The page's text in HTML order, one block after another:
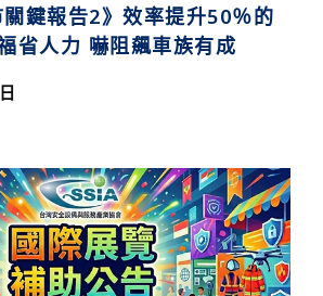
鍵報告2》效率提升50％的
省人力 嚇阻飆車族有成